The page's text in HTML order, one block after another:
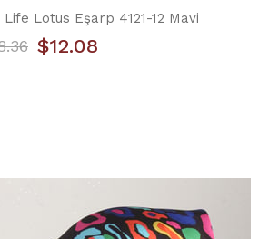
Life Lotus Eşarp 4121-12 Mavi
$12.08